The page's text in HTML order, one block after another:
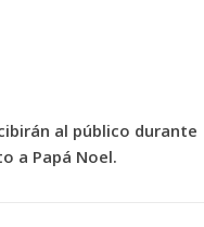
al público durante
a Papá Noel.